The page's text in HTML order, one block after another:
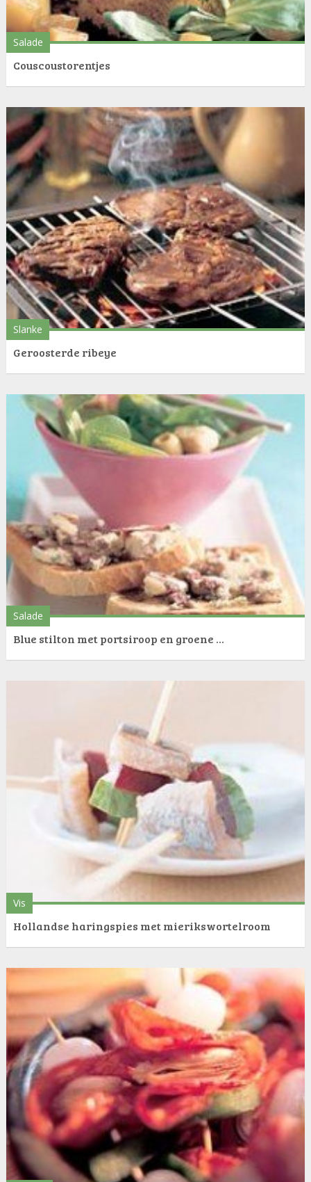
Salade
Couscoustorentjes
Slanke
Geroosterde ribeye
Salade
Blue stilton met portsiroop en groene ...
Vis
Hollandse haringspies met mierikswortelroom